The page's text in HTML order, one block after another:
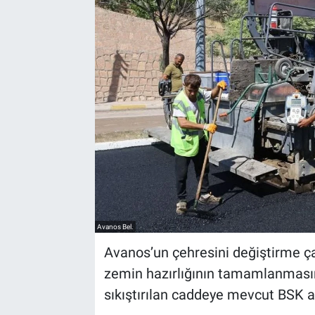
Avanos Bel.
Avanos’un çehresini değiştirme
zemin hazırlığının
sıkıştırılan caddeye mevcut
VEFATLAR